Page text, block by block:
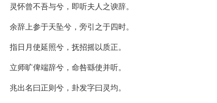
灵怀曾不吾与兮，即听夫人之谀辞。
余辞上参于天坠兮，旁引之于四时。
指日月使延照兮，抚招摇以质正。
立师旷俾端辞兮，命咎繇使并听。
兆出名曰正则兮，卦发字曰灵均。